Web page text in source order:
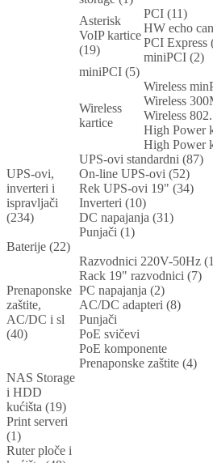
Asterisk
VoIP kartice
(19)
PCI (11)
HW echo
PCI Express
miniPCI (2)
miniPCI (5)
Wireless
kartice
Wireless
Wireless
Wireless
High Power
High Power
UPS-ovi,
inverteri i
ispravljači
(234)
UPS-ovi standardni (87)
On-line UPS-ovi (52)
Rek UPS-ovi 19" (34)
Inverteri (10)
DC napajanja (31)
Punjači (1)
Baterije (22)
Prenaponske
zaštite,
AC/DC i sl
(40)
Razvodnici 220V-50Hz
Rack 19" razvodnici (7)
PC napajanja (2)
AC/DC adapteri (8)
Punjači
PoE svičevi
PoE komponente
Prenaponske zaštite (4)
NAS Storage
i HDD
kućišta (19)
Print serveri
(1)
Ruter ploče i